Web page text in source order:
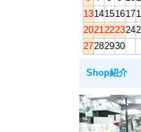
1314151617
2021222324
27282930
Shop紹介